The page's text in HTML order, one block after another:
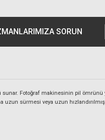
SORUN
Fotoğraf makinesinin pil ömrünü
sürmesi veya uzun